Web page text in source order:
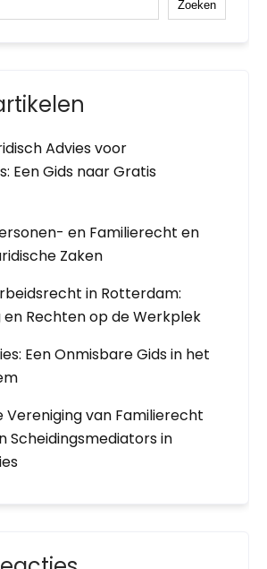
Zoeken
Advies voor
Een Gids naar Gratis
en Familierecht en
Zaken
in Rotterdam:
en Rechten op de Werkplek
Een Onmisbare Gids in het
Vereniging van Familierecht
Scheidingsmediators in